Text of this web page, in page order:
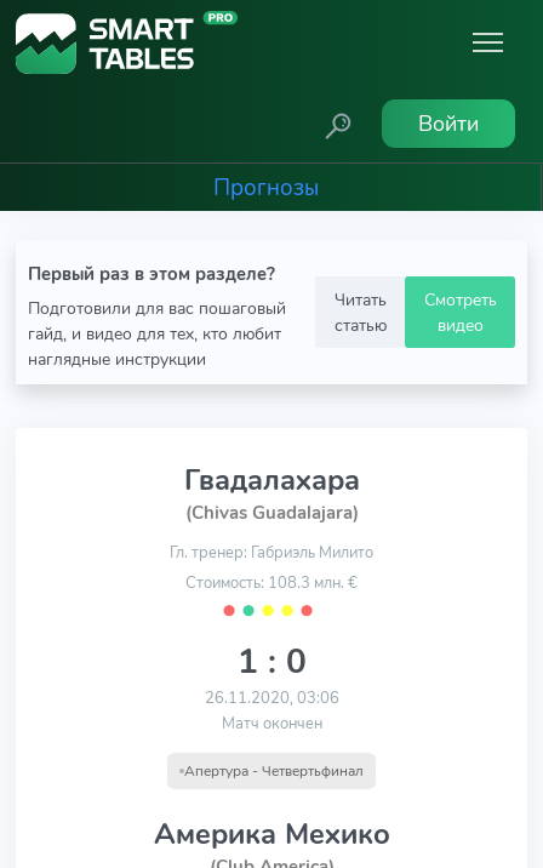
Войти
Прогнозы
Первый раз в этом разделе?
Подготовили для вас пошаговый
гайд, и видео для тех, кто любит
наглядные инструкции
Читать
статью
Смотреть
видео
Гвадалахара
(Chivas Guadalajara)
Гл. тренер: Габриэль Милито
Стоимость: 108.3 млн. €
⬤ ⬤ ⬤ ⬤ ⬤
1 : 0
26.11.2020, 03:06
Матч окончен
Апертура - Четвертьфинал
Америка Мехико